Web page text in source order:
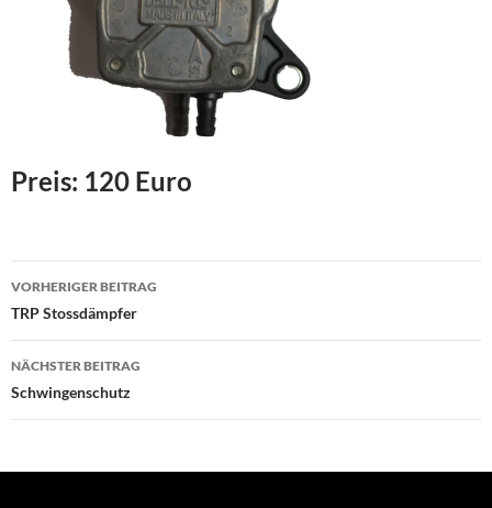
Preis: 120 Euro
Beitragsnavigation
VORHERIGER BEITRAG
TRP Stossdämpfer
NÄCHSTER BEITRAG
Schwingenschutz